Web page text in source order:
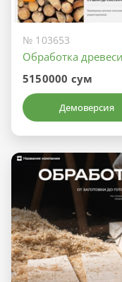
№ 103653
Обработка
5150000 сум
Демоверсия